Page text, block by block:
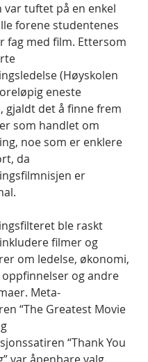
var tuftet på en enkel
forene studentenes
fag med film. Ettersom
(Høyskolen
eneste
gjaldt det å finne frem
som handlet om
noe som er enklere
da
er
ble raskt
filmer og
om ledelse, økonomi,
og andre
Meta-
“The Greatest Movie
“Thank You